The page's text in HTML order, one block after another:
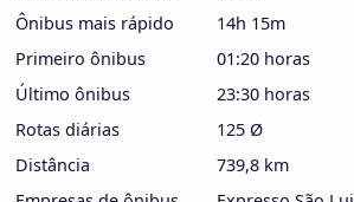
Ônibus mais rápido
14h 15m
Primeiro ônibus
01:20 horas
Último ônibus
23:30 horas
Rotas diárias
125 Ø
Distância
739,8 km